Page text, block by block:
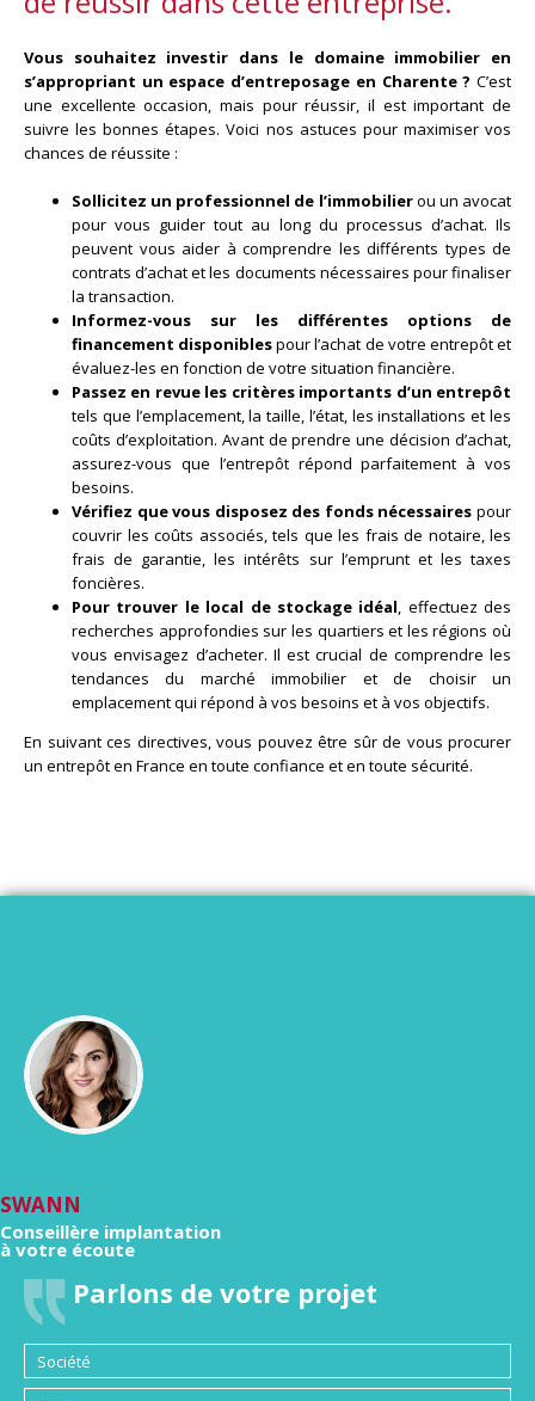
Vous souhaitez investir dans le domaine immobilier en
s’appropriant un espace d’entreposage en Charente ? C’est
une excellente occasion, mais pour réussir, il est important de
suivre les bonnes étapes. Voici nos astuces pour maximiser vos
chances de réussite :
Sollicitez un professionnel de l’immobilierou un avocat
pour vous guider tout au long du processus d’achat. Ils
peuvent vous aider à comprendre les différents types de
contrats d’achat et les documents nécessaires pour finaliser
la transaction.
Informez-vous sur les différentes options de
financement disponiblespour l’achat de votre entrepôt et
évaluez-les en fonction de votre situation financière.
Passez en revue les critères importants d’un entrepôt
tels que l’emplacement, la taille, l’état, les installations et les
coûts d’exploitation. Avant de prendre une décision d’achat,
assurez-vous que l’entrepôt répond parfaitement à vos
besoins.
Vérifiez que vous disposez des fonds nécessaires pour
couvrir les coûts associés, tels que les frais de notaire, les
frais de garantie, les intérêts sur l’emprunt et les taxes
foncières.
Pour trouver le local de stockage idéal, effectuez des
recherches approfondies sur les quartiers et les régions où
vous envisagez d’acheter. Il est crucial de comprendre les
tendances du marché immobilier et de choisir un
emplacement qui répond à vos besoins et à vos objectifs.
En suivant ces directives, vous pouvez être sûr de vous procurer
un entrepôt en France en toute confiance et en toute sécurité.
SWANN
Conseillère implantation
à votre écoute
Parlons de votre projet